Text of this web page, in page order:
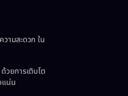
ามสะดวก ใน
วยการเติบโต
แน่น